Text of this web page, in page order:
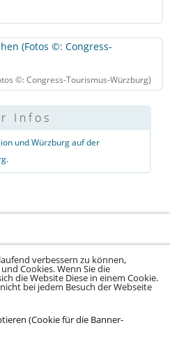
©: Congress-Tourismus-Würzburg)
Infos
und Würzburg auf der
•
Social
verbessern zu können,
Cookies. Wenn Sie die
die Website Diese in einem Cookie.
bei jedem Besuch der Webseite
(Cookie für die Banner-